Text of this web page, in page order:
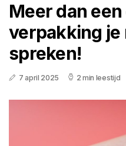
Meer dan
verpakking je
spreken!
7 april 2025 2 min leestijd